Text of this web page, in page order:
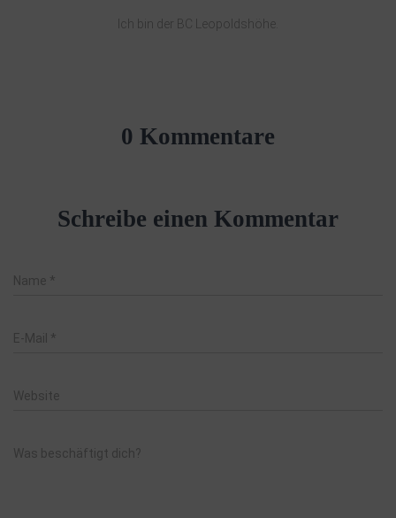
Ich bin der BC Leopoldshöhe.
0 Kommentare
Schreibe einen Kommentar
Name *
E-Mail *
Website
Was beschäftigt dich?